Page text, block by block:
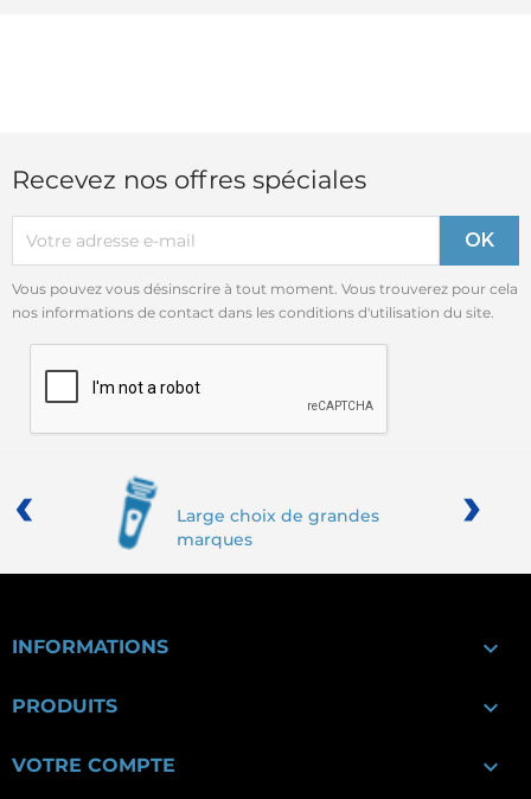
Recevez nos offres spéciales
Vous pouvez vous désinscrire à tout moment. Vous trouverez pour cela
nos informations de contact dans les conditions d'utilisation du site.
Large choix de grandes
marques
‹ ›
INFORMATIONS 
PRODUITS 
VOTRE COMPTE 